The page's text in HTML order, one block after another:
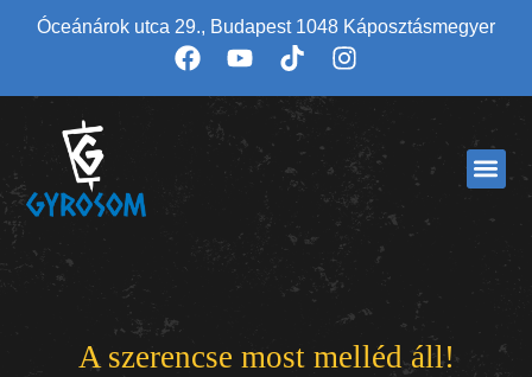
Óceánárok utca 29., Budapest 1048 Káposztásmegyer
A szerencse most melléd áll!